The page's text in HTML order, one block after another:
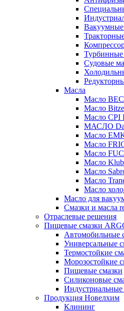
Вакуумные
Турбинные
Судовые
Масла
Масло
Масло
Масло CPI
МАСЛО
Масло
Масло
Масло
Масло
Масло
Масло
Масло
Масло для
Смазки и масла
Отраслевые решения
Пищевые смазки
Автомобильные
Универсальные
Термостойкие
Морозостойкие
Пищевые смазки
Силиконовые
Индустриальные
Продукция Новелхим
Клининг